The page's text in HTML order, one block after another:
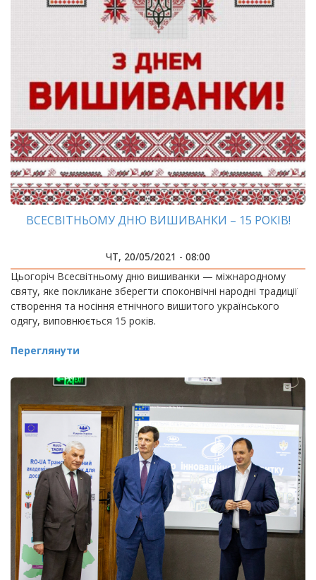
ВСЕСВІТНЬОМУ ДНЮ ВИШИВАНКИ – 15 РОКІВ!
ЧТ, 20/05/2021 - 08:00
Цьогоріч Всесвітньому дню вишиванки — міжнародному
святу, яке покликане зберегти споконвічні народні традиції
створення та носіння етнічного вишитого українського
одягу, виповнюється 15 років.
Переглянути